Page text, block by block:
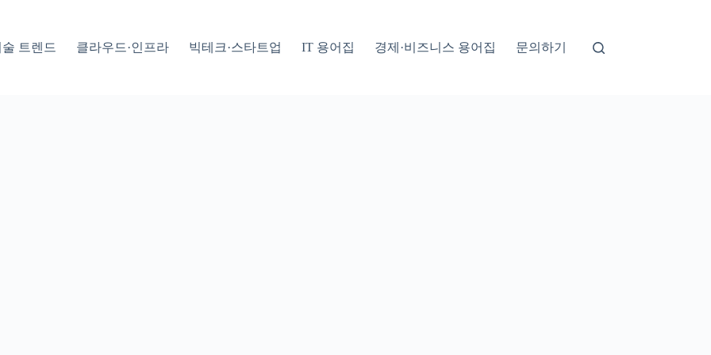
술 트렌드 클라우드·인프라 빅테크·스타트업 IT 용어집 경제·비즈니스 용어집 문의하기